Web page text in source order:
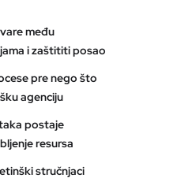
među
i zaštititi posao
pre nego što
agenciju
postaje
resursa
stručnjaci